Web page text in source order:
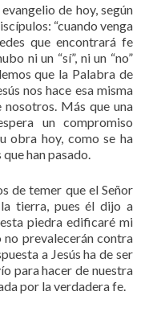
de hoy, según
“cuando venga
que encontrará fe
ni un “sí”, ni un “no”
que la Palabra de
nos hace esa misma
Más que una
un compromiso
obra hoy, como se ha
han pasado.
de temer que el Señor
tierra, pues él dijo a
piedra edificaré mi
prevalecerán contra
a Jesús ha de ser
para hacer de nuestra
por la verdadera fe.